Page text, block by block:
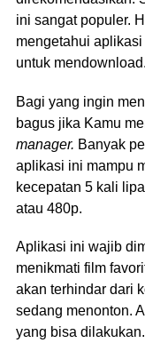
ini sangat populer.
mengetahui
untuk mendownload.
Bagi yang ingin
bagus jika Kamu
manager. Banyak
aplikasi ini mampu
kecepatan 5 kali
atau 480p.
Aplikasi ini wajib
menikmati film
akan terhindar dari
sedang menonton.
yang bisa